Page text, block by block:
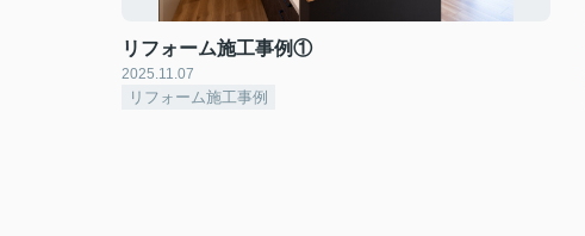
リフォーム施工事例①
2025.11.07
リフォーム施工事例